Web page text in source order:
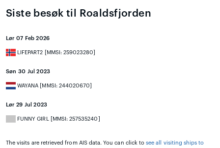
Siste besøk til Roaldsfjorden
Lør 07 Feb 2026
LIFEPART2 [MMSI: 259023280]
Søn 30 Jul 2023
WAYANA [MMSI: 244020670]
Lør 29 Jul 2023
FUNNY GIRL [MMSI: 257535240]
The visits are retrieved from AIS data. You can click tosee all visiting ships to